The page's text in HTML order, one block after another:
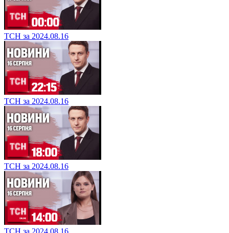
ТСН за 2024.08.16
ТСН за 2024.08.16
ТСН за 2024.08.16
ТСН за 2024.08.16